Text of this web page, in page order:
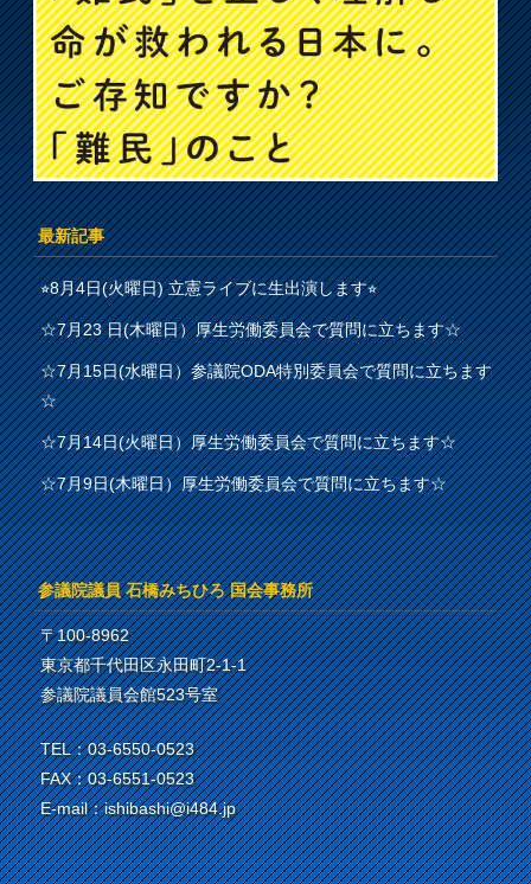
最新記事
⭐︎8月4日(火曜日) 立憲ライブに生出演します⭐︎
☆7月23 日(木曜日）厚生労働委員会で質問に立ちます☆
☆7月15日(水曜日）参議院ODA特別委員会で質問に立ちます
☆
☆7月14日(火曜日）厚生労働委員会で質問に立ちます☆
☆7月9日(木曜日）厚生労働委員会で質問に立ちます☆
参議院議員 石橋みちひろ 国会事務所
〒100-8962
東京都千代田区永田町2-1-1
参議院議員会館523号室
TEL：03-6550-0523
FAX：03-6551-0523
E-mail：ishibashi@i484.jp